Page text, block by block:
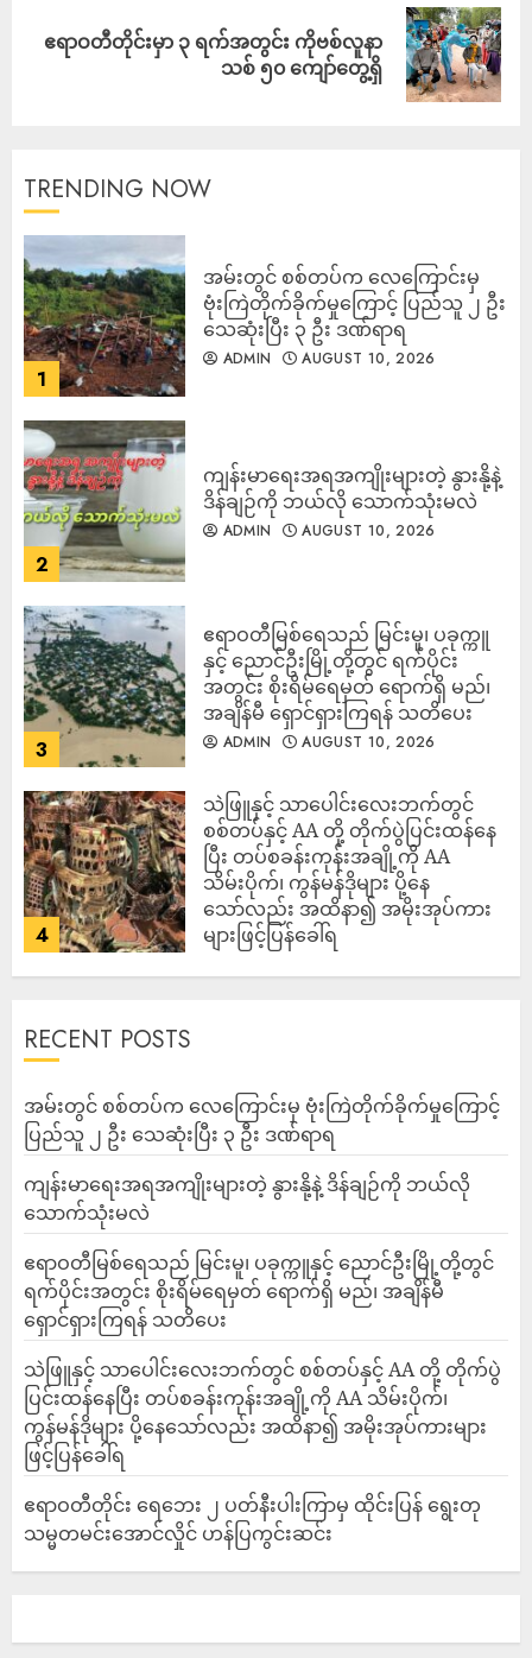
ဧရာဝတီတိုင်းမှာ ၃ ရက်အတွင်း ကိုဗစ်လူနာ
သစ် ၅၀ ကျော်တွေ့ရှိ
TRENDING NOW
1
‎အမ်းတွင် စစ်တပ်က လေကြောင်းမှ
ဗုံးကြဲတိုက်ခိုက်မှုကြောင့် ပြည်သူ ၂ ဦး
သေဆုံးပြီး ၃ ဦး ဒဏ်ရာရ
ADMIN AUGUST 10, 2026
2
ကျန်းမာရေးအရအကျိုးများတဲ့ နွားနို့နဲ့
ဒိန်ချဉ်ကို ဘယ်လို သောက်သုံးမလဲ
ADMIN AUGUST 10, 2026
3
ဧရာဝတီမြစ်ရေသည် မြင်းမူ၊ ပခုက္ကူ
နှင့် ညောင်ဦးမြို့တို့တွင် ရက်ပိုင်း
အတွင်း စိုးရိမ်ရေမှတ် ရောက်ရှိ မည်၊
အချိန်မီ ရှောင်ရှားကြရန် သတိပေး
ADMIN AUGUST 10, 2026
4
သဲဖြူနှင့် သာပေါင်းလေးဘက်တွင်
စစ်တပ်နှင့် AA တို့ တိုက်ပွဲပြင်းထန်‌နေ
ပြီး တပ်စခန်းကုန်းအချို့ကို AA
သိမ်းပိုက်၊ ကွန်မန်ဒိုများ ပို့နေ
သော်လည်း အထိနာ၍ အမိုးအုပ်ကား
များဖြင့်ပြန်ခေါ်ရ
RECENT POSTS
‎အမ်းတွင် စစ်တပ်က လေကြောင်းမှ ဗုံးကြဲတိုက်ခိုက်မှုကြောင့်
ပြည်သူ ၂ ဦး သေဆုံးပြီး ၃ ဦး ဒဏ်ရာရ
ကျန်းမာရေးအရအကျိုးများတဲ့ နွားနို့နဲ့ ဒိန်ချဉ်ကို ဘယ်လို
သောက်သုံးမလဲ
ဧရာဝတီမြစ်ရေသည် မြင်းမူ၊ ပခုက္ကူနှင့် ညောင်ဦးမြို့တို့တွင်
ရက်ပိုင်းအတွင်း စိုးရိမ်ရေမှတ် ရောက်ရှိ မည်၊ အချိန်မီ
ရှောင်ရှားကြရန် သတိပေး
သဲဖြူနှင့် သာပေါင်းလေးဘက်တွင် စစ်တပ်နှင့် AA တို့ တိုက်ပွဲ
ပြင်းထန်‌နေပြီး တပ်စခန်းကုန်းအချို့ကို AA သိမ်းပိုက်၊
ကွန်မန်ဒိုများ ပို့နေသော်လည်း အထိနာ၍ အမိုးအုပ်ကားများ
ဖြင့်ပြန်ခေါ်ရ
ဧရာဝတီတိုင်း ရေဘေး ၂ ပတ်နီးပါးကြာမှ ထိုင်းပြန် ရွေးတု
သမ္မတမင်းအောင်လှိုင် ဟန်ပြကွင်းဆင်း